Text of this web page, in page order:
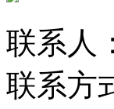
联系人
联系方